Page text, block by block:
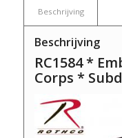
Beschrijving
Beschrijving
RC1584 *
Corps *